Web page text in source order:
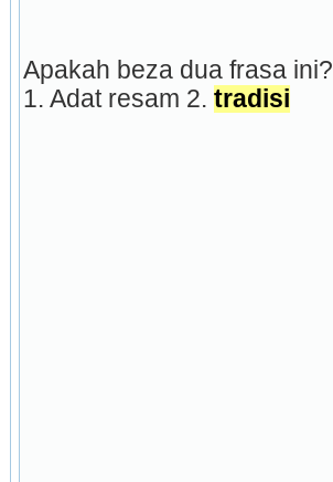
Apakah beza dua frasa ini?
1. Adat resam 2. tradisi